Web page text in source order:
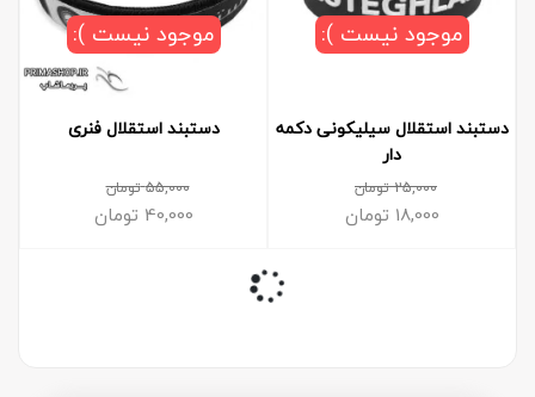
دستبند استقلال سیلیکونی دکمه
دار
25,000تومان
18,000 تومان
موجود نیست ):
دستبند استقلال فنری
55,000تومان
40,000 تومان
موجود نیست ):